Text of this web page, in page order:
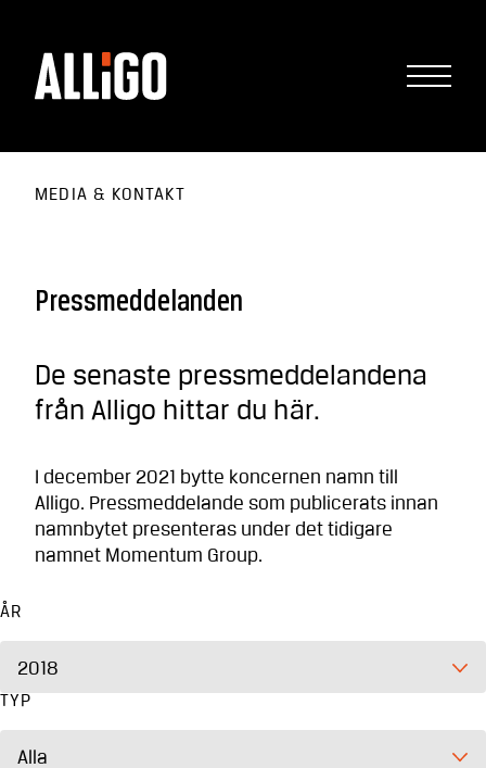
MEDIA & KONTAKT
Pressmeddelanden
De senaste pressmeddelandena
från Alligo hittar du här.
I december 2021 bytte koncernen namn till
Alligo. Pressmeddelande som publicerats innan
namnbytet presenteras under det tidigare
namnet Momentum Group.
ÅR
2018
TYP
Alla